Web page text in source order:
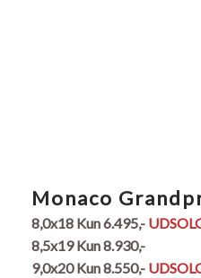
​Monaco
8,0x18 Kun 6.495,-
8,5x19 Kun 8.930,-
9,0x20Kun 8.550,-